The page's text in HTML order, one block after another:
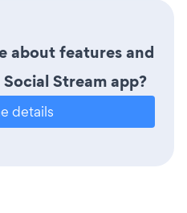
about features and
Stream app?
details